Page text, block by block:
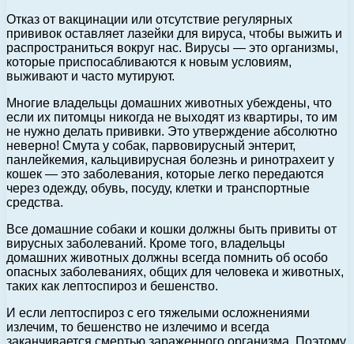
Отказ от вакцинации или отсутствие регулярных
прививок оставляет лазейки для вируса, чтобы выжить и
распространиться вокруг нас. Вирусы — это организмы,
которые приспосабливаются к новым условиям,
выживают и часто мутируют.
Многие владельцы домашних животных убеждены, что
если их питомцы никогда не выходят из квартиры, то им
не нужно делать прививки. Это утверждение абсолютно
неверно! Смута у собак, парвовирусный энтерит,
панлейкемия, кальцивирусная болезнь и ринотрахеит у
кошек — это заболевания, которые легко передаются
через одежду, обувь, посуду, клетки и транспортные
средства.
Все домашние собаки и кошки должны быть привиты от
вирусных заболеваний. Кроме того, владельцы
домашних животных должны всегда помнить об особо
опасных заболеваниях, общих для человека и животных,
таких как лептоспироз и бешенство.
И если лептоспироз с его тяжелыми осложнениями
излечим, то бешенство не излечимо и всегда
заканчивается смертью зараженного организма. Поэтому,